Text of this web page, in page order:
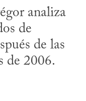
analiza
de
de las
de 2006.